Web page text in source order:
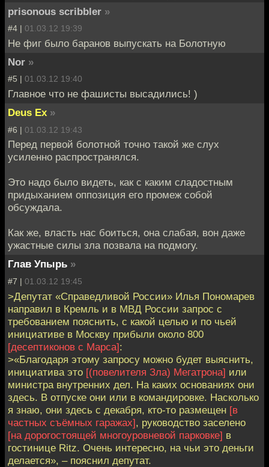
prisonous scribbler »
#4 | 01.03.12 19:39
Не фиг было баранов выпускать на Болотную
Nor »
#5 | 01.03.12 19:40
Главное что не фашисты высадились! )
Deus Ex »
#6 | 01.03.12 19:43
Перед первой болотной точно такой же слух
усиленно распространялся.
Это надо было видеть, как с каким сладостным
придыханием оппозиция его промеж собой
обсуждала.
Как же, власть нас боиться, она слабая, вон даже
ужастные силы зла позвала на подмогу.
Глав Упырь »
#7 | 01.03.12 19:45
>Депутат «Справедливой России» Илья Пономарев
направил в Кремль и в МВД России запрос с
требованием пояснить, с какой целью и по чьей
инициативе в Москву прибыли около 800
[десептиконов с Марса]:
>«Благодаря этому запросу можно будет выяснить,
инициатива это [(повелителя Зла) Мегатрона] или
министра внутренних дел. На каких основаниях они
здесь. В отпуске они или в командировке. Насколько
я знаю, они здесь с декабря, кто-то размещен [в
частных съёмных гаражах], руководство заселено
[на дорогостоящей многоуровневой парковке] в
гостинице Ritz. Очень интересно, на чьи это деньги
делается», – пояснил депутат.